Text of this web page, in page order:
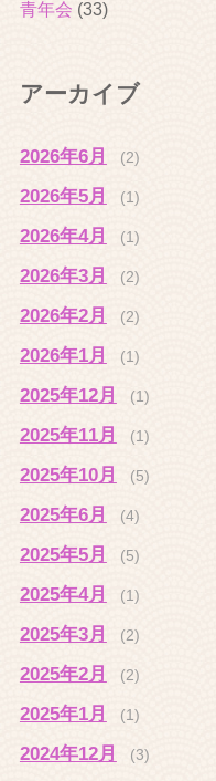
青年会 (33)
アーカイブ
2026年6月 (2)
2026年5月 (1)
2026年4月 (1)
2026年3月 (2)
2026年2月 (2)
2026年1月 (1)
2025年12月 (1)
2025年11月 (1)
2025年10月 (5)
2025年6月 (4)
2025年5月 (5)
2025年4月 (1)
2025年3月 (2)
2025年2月 (2)
2025年1月 (1)
2024年12月 (3)